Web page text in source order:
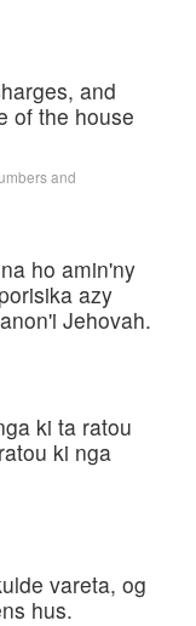
and
of the house
and
ho amin'ny
azy
Jehovah.
ki ta ratou
ki nga
vareta, og
hus.